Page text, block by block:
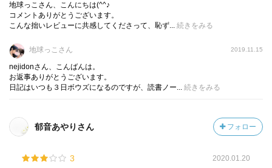
そんなわけで、薄いぺージ数ながら何度も繰り返し読ん
だ。
そしてその時間の、なんと幸せなことだろう。
哲学書を難解だと思う人は多い。
決して記述そのものが難しいわけではない。
まったのだ。
地球っこさん、こんにちは(^^♪
コメントありがとうございます。
こんな拙いレビューに共感してくださって、恥ず... 続きをみる
地球っこさん 2019.11.15
nejidonさん、こんばんは。
お返事ありがとうございます。
日記はいつも３日ボウズになるのですが、読書ノー... 続きをみる
郁音あやりさん フォロー
3 2020.01.20